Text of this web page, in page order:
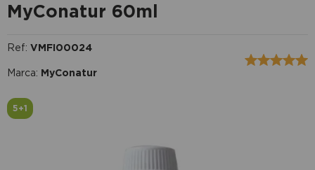
MyConatur 60ml
Ref: VMFI00024
Marca: MyConatur
5+1